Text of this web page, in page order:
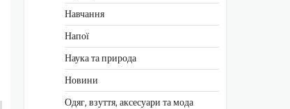
Навчання
Напої
Наука та природа
Новини
Одяг, взуття, аксесуари та мода